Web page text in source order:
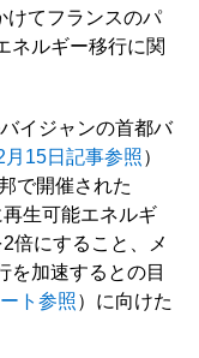
けてフランスのパ
ネルギー移行に関
イジャンの首都バ
月15日記事参照）
で開催された
生可能エネルギ
倍にすること、メ
を加速するとの目
ト参照）に向けた